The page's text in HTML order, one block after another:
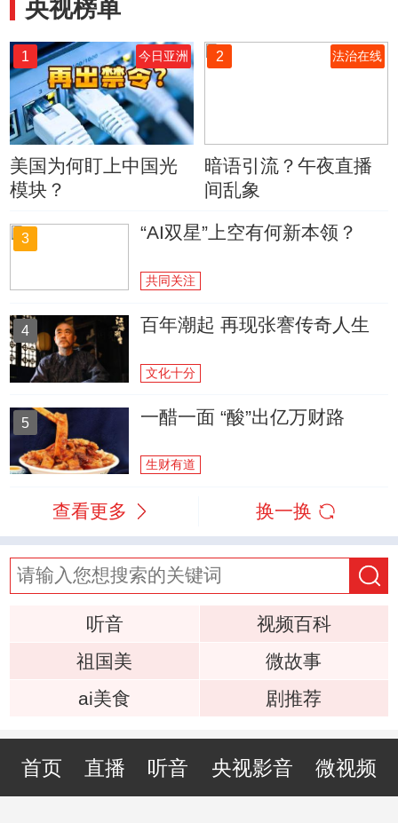
央视榜单
1 今日亚洲
美国为何盯上中国光
模块？
2 法治在线
暗语引流？午夜直播
间乱象
3 “AI双星”上空有何新本领？
共同关注
4 百年潮起 再现张謇传奇人生
文化十分
5 一醋一面 “酸”出亿万财路
生财有道
查看更多 换一换
听音
视频百科
祖国美
微故事
ai美食
剧推荐
首页 直播 听音 央视影音 微视频